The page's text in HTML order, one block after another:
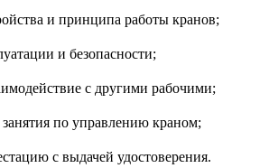
и принципа работы кранов;
и безопасности;
с другими рабочими;
занятия по управлению краном;
с выдачей удостоверения.